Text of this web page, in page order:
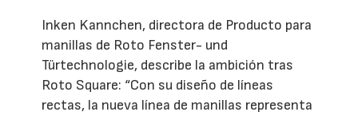
Inken Kannchen, directora de Producto para
manillas de Roto Fenster- und
Türtechnologie, describe la ambición tras
Roto Square: “Con su diseño de líneas
rectas, la nueva línea de manillas representa